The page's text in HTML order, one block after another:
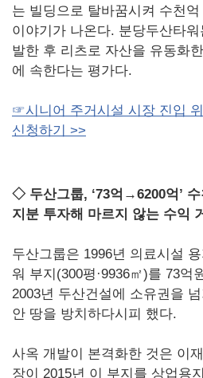
는 빌딩으로 탈바꿈시켜 수천
이야기가 나온다. 분당두산타
발한 후 리츠로 자산을 유동화
에 속한다는 평가다.
☞시니어 주거시설 시장 진입 위
신청하기 >>
◇ 두산그룹, ‘73억→6200억’
지분 투자해 마르지 않는 수익
두산그룹은 1996년 의료시설
워 부지(300평·9936㎡)를 73억
2003년 두산건설에 소유권을
안 땅을 방치하다시피 했다.
사옥 개발이 본격화한 것은 이
장이 2015년 이 부지를 상업용